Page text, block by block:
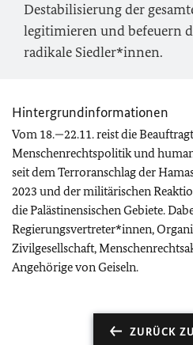
Destabilisierung der
legitimieren und befeuern
radikale Siedler*innen.
Hintergrundinformationen
Vom 18.—22.11. reist die
Menschenrechtspolitik und
seit dem Terroranschlag der
2023 und der militärischen
die Palästinensischen Gebiete.
Regierungsvertreter*innen,
Zivilgesellschaft,
Angehörige von Geiseln.
ZURÜCK